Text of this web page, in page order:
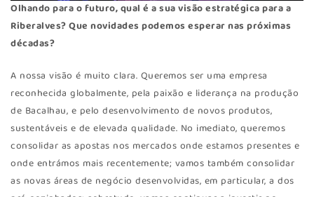
Olhando para o futuro, qual é a sua visão estratégica para a
Riberalves? Que novidades podemos esperar nas próximas
décadas?
A nossa visão é muito clara. Queremos ser uma empresa
reconhecida globalmente, pela paixão e liderança na produção
de Bacalhau, e pelo desenvolvimento de novos produtos,
sustentáveis e de elevada qualidade. No imediato, queremos
consolidar as apostas nos mercados onde estamos presentes e
onde entrámos mais recentemente; vamos também consolidar
as novas áreas de negócio desenvolvidas, em particular, a dos